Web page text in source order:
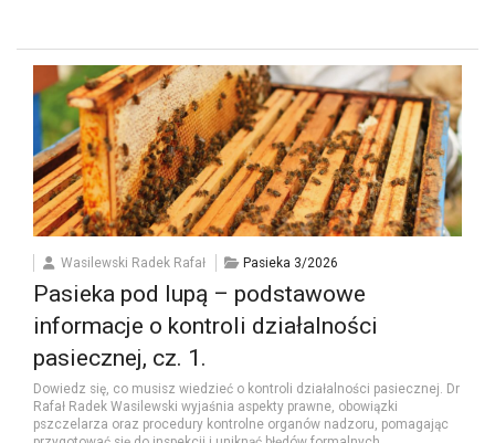
Wasilewski Radek Rafał Pasieka 3/2026
Pasieka pod lupą – podstawowe
informacje o kontroli działalności
pasiecznej, cz. 1.
Dowiedz się, co musisz wiedzieć o kontroli działalności pasiecznej. Dr
Rafał Radek Wasilewski wyjaśnia aspekty prawne, obowiązki
pszczelarza oraz procedury kontrolne organów nadzoru, pomagając